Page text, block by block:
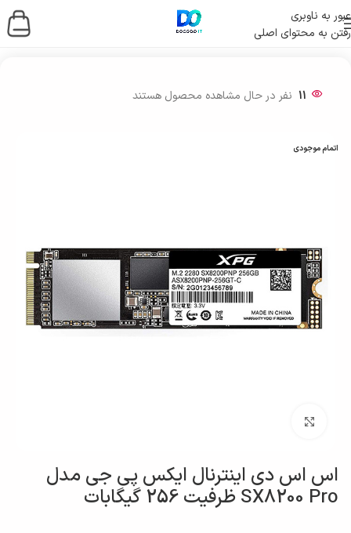
عبور به ناوبری
رفتن به محتوای اصلی
خانه/ ذخیره ساز اطلاعات
11 نفر در حال مشاهده محصول هستند
اتمام موجودی
اس اس دی اینترنال ایکس پی جی مدل
SX8200 Pro ظرفیت 256 گیگابات